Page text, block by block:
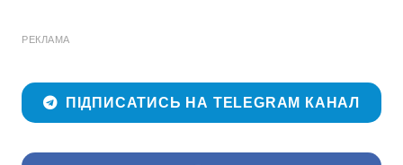
РЕКЛАМА
ПІДПИСАТИСЬ НА TELEGRAM КАНАЛ